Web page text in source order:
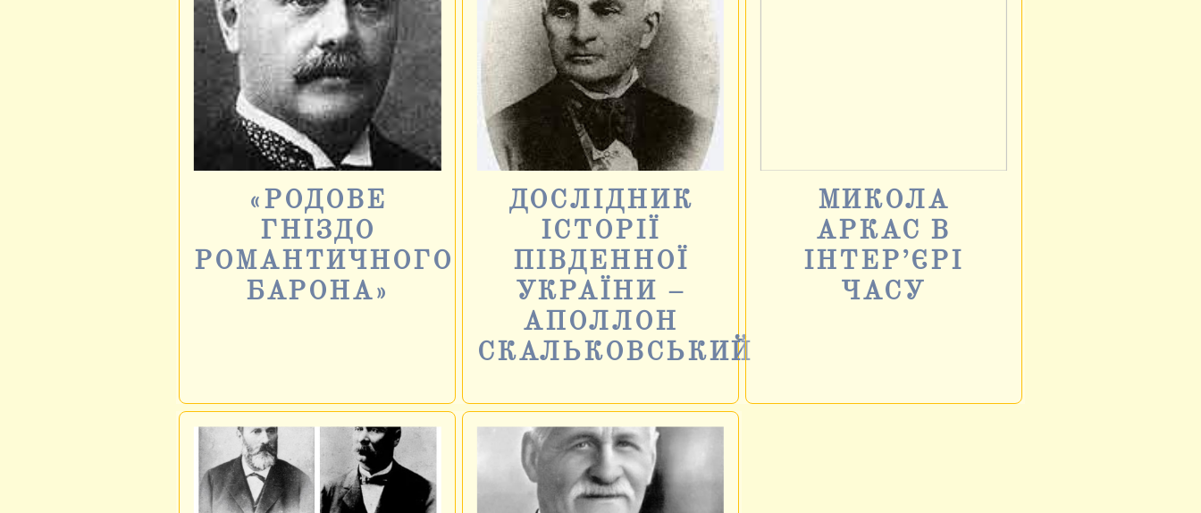
«РОДОВЕ
ГНІЗДО
РОМАНТИЧНОГО
БАРОНА»
ДОСЛІДНИК
ІСТОРІЇ
ПІВДЕННОЇ
УКРАЇНИ –
АПОЛЛОН
СКАЛЬКОВСЬКИЙ
МИКОЛА
АРКАС В
ІНТЕР’ЄРІ
ЧАСУ